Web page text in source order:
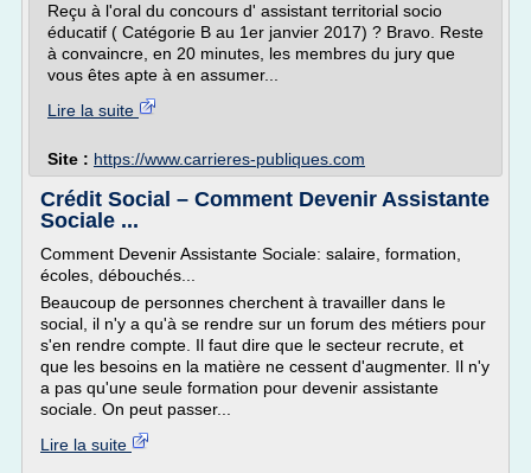
Reçu à l'oral du concours d' assistant territorial socio
éducatif ( Catégorie B au 1er janvier 2017) ? Bravo. Reste
à convaincre, en 20 minutes, les membres du jury que
vous êtes apte à en assumer...
Lire la suite
Site : https://www.carrieres-publiques.com
Crédit Social – Comment Devenir Assistante
Sociale ...
Comment Devenir Assistante Sociale: salaire, formation,
écoles, débouchés...
Beaucoup de personnes cherchent à travailler dans le
social, il n'y a qu'à se rendre sur un forum des métiers pour
s'en rendre compte. Il faut dire que le secteur recrute, et
que les besoins en la matière ne cessent d'augmenter. Il n'y
a pas qu'une seule formation pour devenir assistante
sociale. On peut passer...
Lire la suite